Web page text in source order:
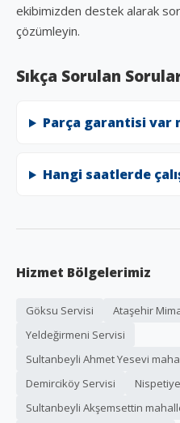
ekibimizden destek alarak
çözümleyin.
Sıkça Sorulan
Parça garantisi var
Hangi saatlerde
Hizmet Bölgelerimiz
Göksu Servisi
Ataşehir
Yeldeğirmeni Servisi
Sultanbeyli Ahmet Yesevi
Demirciköy Servisi
Sultanbeyli Akşemsettin